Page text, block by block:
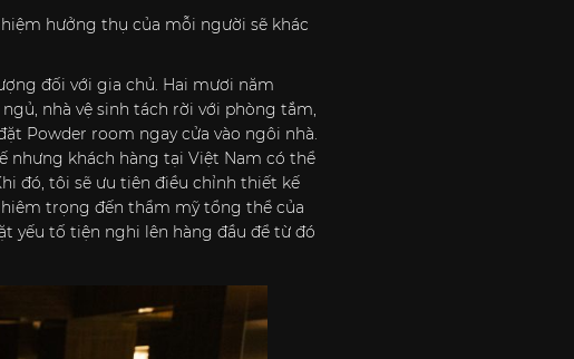
hưởng thụ của mỗi người sẽ khác
đối với gia chủ. Hai mươi năm
nhà vệ sinh tách rời với phòng tắm,
Powder room ngay cửa vào ngôi nhà.
nhưng khách hàng tại Việt Nam có thể
đó, tôi sẽ ưu tiên điều chỉnh thiết kế
trọng đến thẩm mỹ tổng thể của
yếu tố tiện nghi lên hàng đầu để từ đó